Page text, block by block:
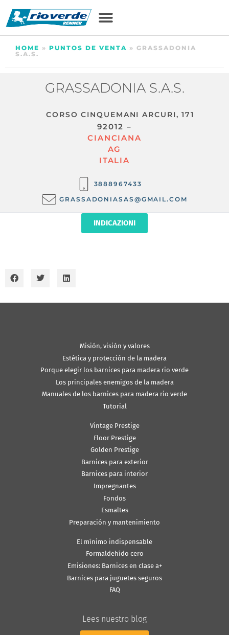
HOME » PUNTOS DE VENTA » GRASSADONIA
S.A.S.
GRASSADONIA S.A.S.
CORSO CINQUEMANI ARCURI, 171
92012 –
CIANCIANA
AG
ITALIA
3888967433
GRASSADONIASAS@GMAIL.COM
INDICAZIONI
Misión, visión y valores
Estética y protección de la madera
Porque elegir los barnices para madera rio verde
Los principales enemigos de la madera
Manuales de los barnices para madera rio verde
Tutorial
Vintage Prestige
Floor Prestige
Golden Prestige
Barnices para exterior
Barnices para interior
Impregnantes
Fondos
Esmaltes
Preparación y mantenimiento
El mínimo indispensable
Formaldehído cero
Emisiones: Barnices en clase a+
Barnices para juguetes seguros
FAQ
Lees nuestro blog